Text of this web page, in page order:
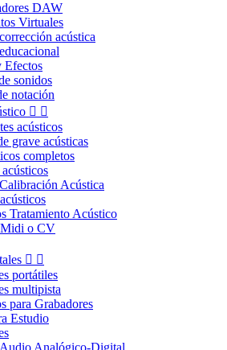
DAW
Virtuales
acústica
Efectos
sonidos
notación
 
acústicos
grave acústicas
completos
Acústica
Tratamiento Acústico
Midi o CV
 
portátiles
multipista
para Grabadores
Estudio
Analógico-Digital